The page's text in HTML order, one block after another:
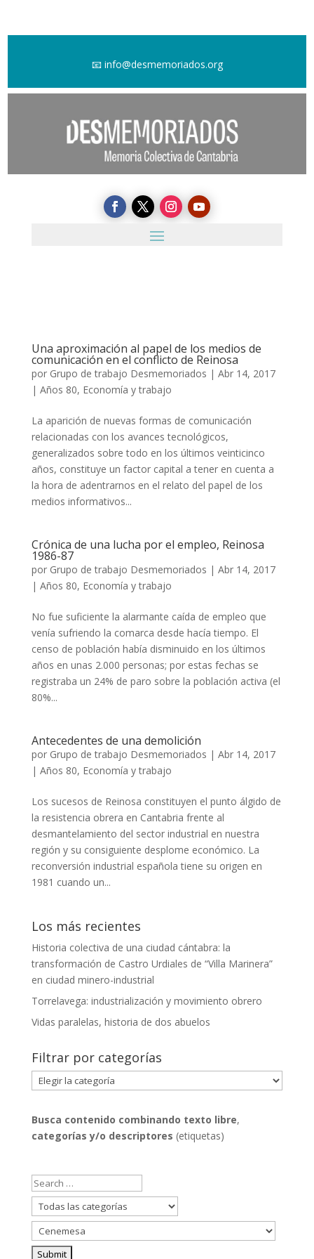
📧 info@desmemoriados.org
Una aproximación al papel de los medios de
comunicación en el conflicto de Reinosa
por Grupo de trabajo Desmemoriados | Abr 14, 2017
| Años 80, Economía y trabajo
La aparición de nuevas formas de comunicación
relacionadas con los avances tecnológicos,
generalizados sobre todo en los últimos veinticinco
años, constituye un factor capital a tener en cuenta a
la hora de adentrarnos en el relato del papel de los
medios informativos...
Crónica de una lucha por el empleo, Reinosa
1986-87
por Grupo de trabajo Desmemoriados | Abr 14, 2017
| Años 80, Economía y trabajo
No fue suficiente la alarmante caída de empleo que
venía sufriendo la comarca desde hacía tiempo. El
censo de población había disminuido en los últimos
años en unas 2.000 personas; por estas fechas se
registraba un 24% de paro sobre la población activa (el
80%...
Antecedentes de una demolición
por Grupo de trabajo Desmemoriados | Abr 14, 2017
| Años 80, Economía y trabajo
Los sucesos de Reinosa constituyen el punto álgido de
la resistencia obrera en Cantabria frente al
desmantelamiento del sector industrial en nuestra
región y su consiguiente desplome económico. La
reconversión industrial española tiene su origen en
1981 cuando un...
Los más recientes
Historia colectiva de una ciudad cántabra: la
transformación de Castro Urdiales de “Villa Marinera”
en ciudad minero-industrial
Torrelavega: industrialización y movimiento obrero
Vidas paralelas, historia de dos abuelos
Filtrar por categorías
Filtrar
por
Busca contenido combinando texto libre,
categorías y/o descriptores (etiquetas)